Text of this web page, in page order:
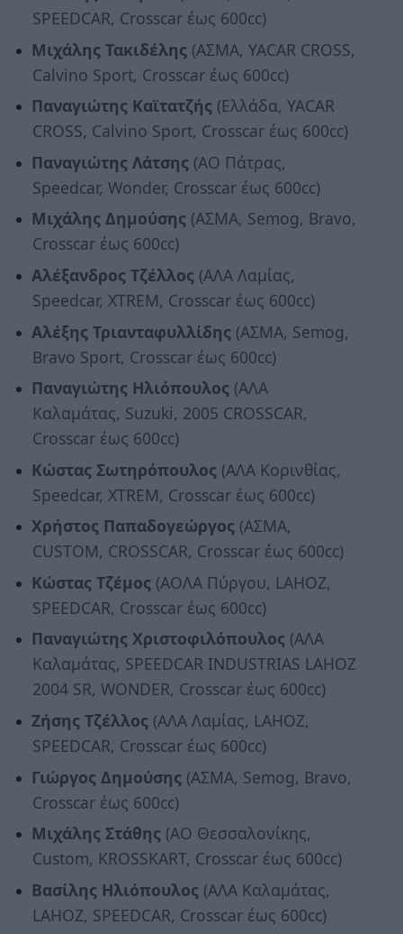
SPEEDCAR, Crosscar έως 600cc)
Μιχάλης Τακιδέλης (ΑΣΜΑ, YACAR CROSS,
Calvino Sport, Crosscar έως 600cc)
Παναγιώτης Καϊτατζής(Ελλάδα, YACAR
CROSS, Calvino Sport, Crosscar έως 600cc)
Παναγιώτης Λάτσης (ΑΟ Πάτρας,
Speedcar, Wonder, Crosscar έως 600cc)
Μιχάλης Δημούσης(ΑΣΜΑ, Semog, Bravo,
Crosscar έως 600cc)
Αλέξανδρος Τζέλλος (ΑΛΑ Λαμίας,
Speedcar, XTREM, Crosscar έως 600cc)
Αλέξης Τριανταφυλλίδης (ΑΣΜΑ, Semog,
Βravo Sport, Crosscar έως 600cc)
Παναγιώτης Ηλιόπουλος(ΑΛΑ
Καλαμάτας, Suzuki, 2005 CROSSCAR,
Crosscar έως 600cc)
Κώστας Σωτηρόπουλος (ΑΛΑ Κορινθίας,
Speedcar, XTREM, Crosscar έως 600cc)
Χρήστος Παπαδογεώργος(ΑΣΜΑ,
CUSTOM, CROSSCAR, Crosscar έως 600cc)
Κώστας Τζέμος(ΑΟΛΑ Πύργου, LAHOZ,
SPEEDCAR, Crosscar έως 600cc)
Παναγιώτης Χριστοφιλόπουλος(ΑΛΑ
Καλαμάτας, SPEEDCAR INDUSTRIAS LAHOZ
2004 SR, WONDER, Crosscar έως 600cc)
Ζήσης Τζέλλος(ΑΛΑ Λαμίας, LAHOZ,
SPEEDCAR, Crosscar έως 600cc)
Γιώργος Δημούσης (ΑΣΜΑ, Semog, Bravo,
Crosscar έως 600cc)
Μιχάλης Στάθης(ΑΟ Θεσσαλονίκης,
Custom, KROSSKART, Crosscar έως 600cc)
Βασίλης Ηλιόπουλος(ΑΛΑ Καλαμάτας,
LAHOZ, SPEEDCAR, Crosscar έως 600cc)